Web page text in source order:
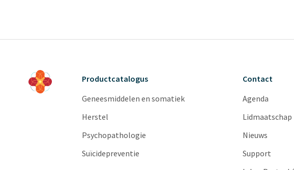
Productcatalogus
Geneesmiddelen en somatiek
Herstel
Psychopathologie
Suïcidepreventie
Contact
Agenda
Lidmaatschap
Nieuws
Support